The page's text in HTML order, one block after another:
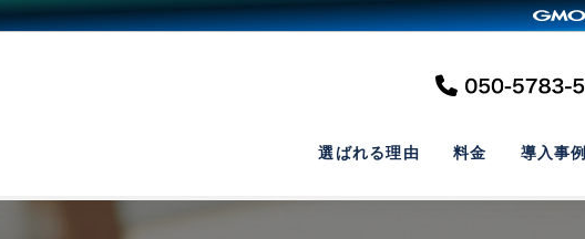
選ばれる理由 料金 導入事例